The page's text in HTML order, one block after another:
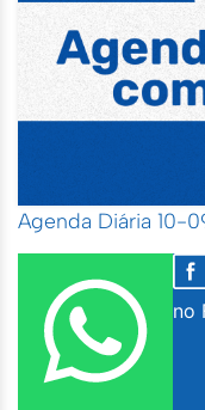
Agenda Diária 10-
no